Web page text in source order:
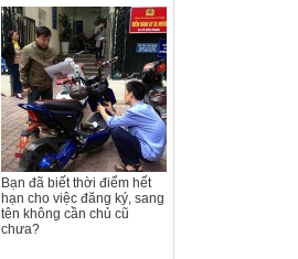
Bạn đã biết thời điểm hết
hạn cho việc đăng ký, sang
tên không cần chủ cũ
chưa?